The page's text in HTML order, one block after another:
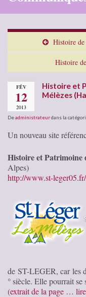
Histoire
Histoire
FÉV
12
2013
Histoire et
Mélèzes
Deadministrateurdans la
Un nouveau site
Histoire et Patrimoine
Alpes)
http://www.st-
de ST-LEGER, car les
° siècle. Elle pourrait se
(extrait de la page …